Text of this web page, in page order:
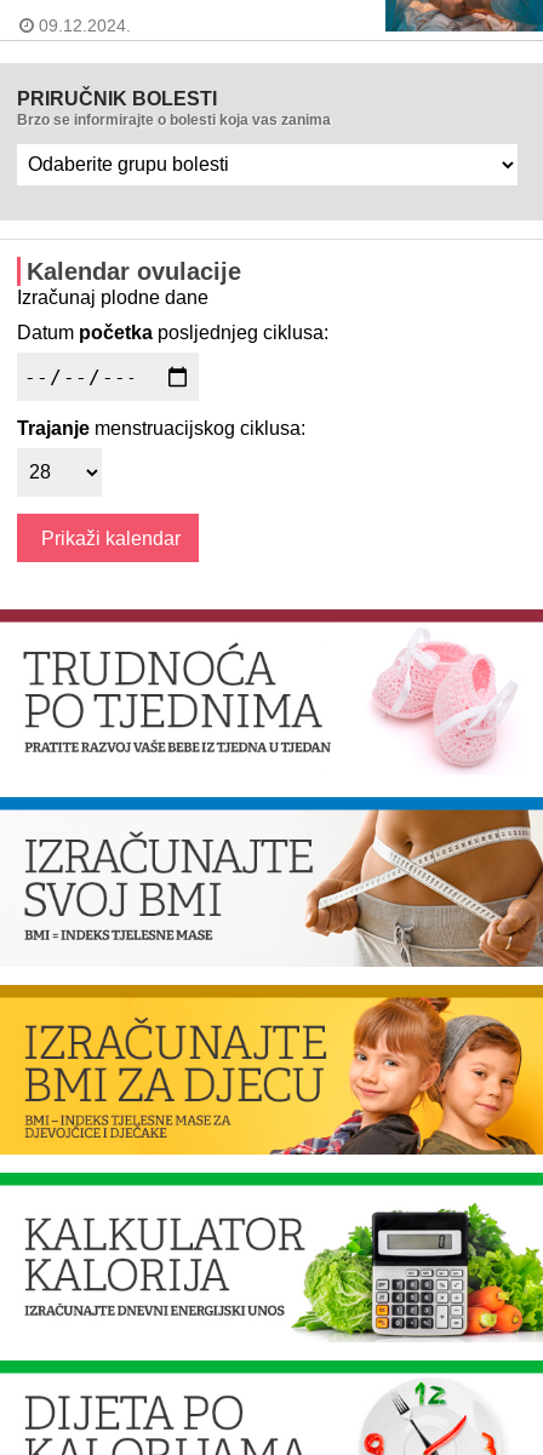
09.12.2024.
PRIRUČNIK BOLESTI
Brzo se informirajte o bolesti koja vas zanima
Kalendar ovulacije
Izračunaj plodne dane
Datum početka posljednjeg ciklusa:
Trajanje menstruacijskog ciklusa: